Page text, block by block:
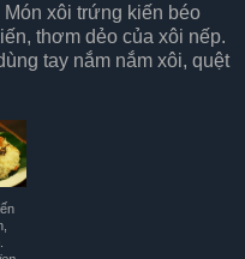
xôi trứng kiến béo
thơm dẻo của xôi nếp.
tay nắm nắm xôi, quệt